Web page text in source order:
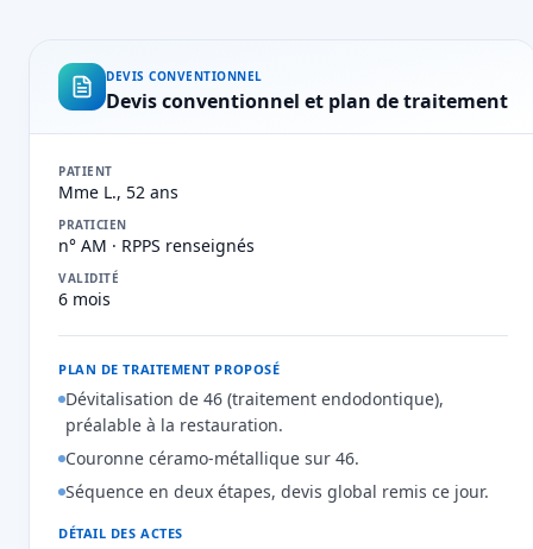
DEVIS CONVENTIONNEL
Devis conventionnel et plan de traitement
PATIENT
Mme L., 52 ans
PRATICIEN
n° AM · RPPS renseignés
VALIDITÉ
6 mois
PLAN DE TRAITEMENT PROPOSÉ
Dévitalisation de 46 (traitement endodontique),
préalable à la restauration.
Couronne céramo-métallique sur 46.
Séquence en deux étapes, devis global remis ce jour.
DÉTAIL DES ACTES